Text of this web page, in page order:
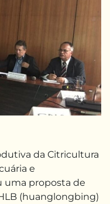
da Citricultura
e
uma proposta de
(huanglongbing)